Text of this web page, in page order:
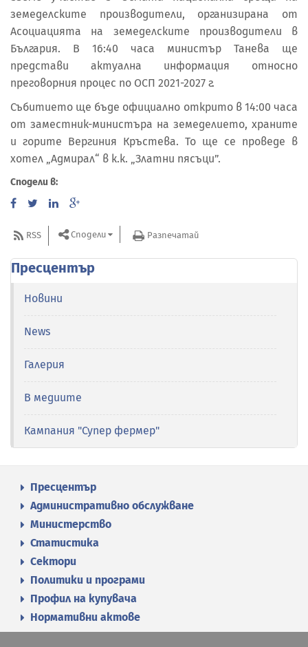
земеделските производители, организирана от
Асоциацията на земеделските производители в
България. В 16:40 часа министър Танева ще
представи актуална информация относно
преговорния процес по ОСП 2021-2027 г.
Събитието ще бъде официално открито в 14:00 часа
от заместник-министъра на земеделието, храните
и горите Вергиния Кръстева. То ще се проведе в
хотел „Адмирал“ в к.к. „Златни пясъци”.
Сподели в:
RSS Сподели Разпечатай
Пресцентър
Новини
News
Галерия
В медиите
Кампания "Супер фермер"
Пресцентър
Административно обслужване
Министерство
Статистика
Сектори
Политики и програми
Профил на купувача
Нормативни актове